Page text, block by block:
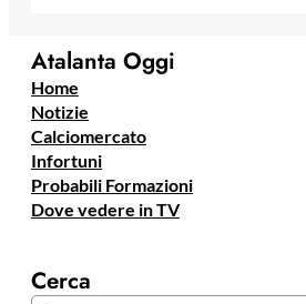
Atalanta Oggi
Home
Notizie
Calciomercato
Infortuni
Probabili Formazioni
Dove vedere in TV
Cerca